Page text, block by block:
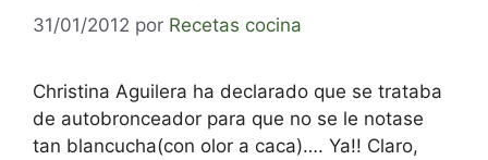
31/01/2012 por Recetas cocina
Christina Aguilera ha declarado que se trataba
de autobronceador para que no se le notase
tan blancucha(con olor a caca)…. Ya!! Claro,